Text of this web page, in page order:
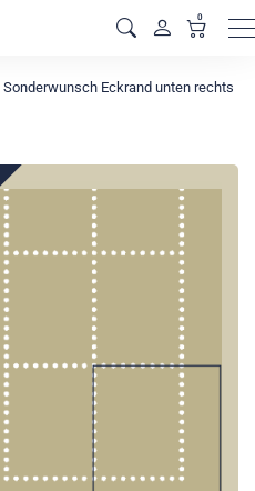
0
Sonderwunsch Eckrand unten rechts